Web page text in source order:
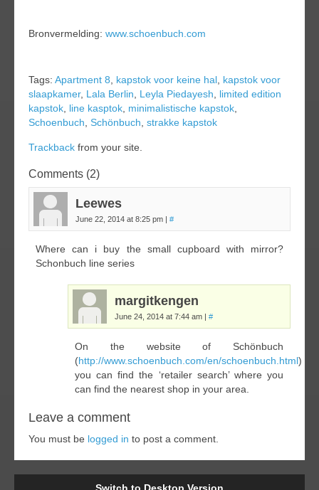
Bronvermelding: www.schoenbuch.com
Tags: Apartment 8, kapstok voor keine hal, kapstok voor
slaapkamer, Lala Berlin, Leyla Piedayesh, limited edition
kapstok, line kasptok, minimalistische kapstok,
Schoenbuch, Schönbuch, strakke kapstok
Trackback from your site.
Comments (2)
Leewes
June 22, 2014 at 8:25 pm #
Where can i buy the small cupboard with mirror?
Schonbuch line series
margitkengen
June 24, 2014 at 7:44 am #
On the website of Schönbuch
(http://www.schoenbuch.com/en/schoenbuch.html)
you can find the ‘retailer search’ where you
can find the nearest shop in your area.
Leave a comment
You must be logged in to post a comment.